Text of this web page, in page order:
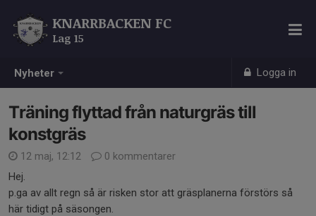
Nyheter Logga in
KNARRBACKEN FC
Lag 15
Träning flyttad från naturgräs till
konstgräs
12 maj, 12:12
0 kommentarer
Hej.
p.ga av allt regn så är risken stor att gräsplanerna förstörs så
här tidigt på säsongen.